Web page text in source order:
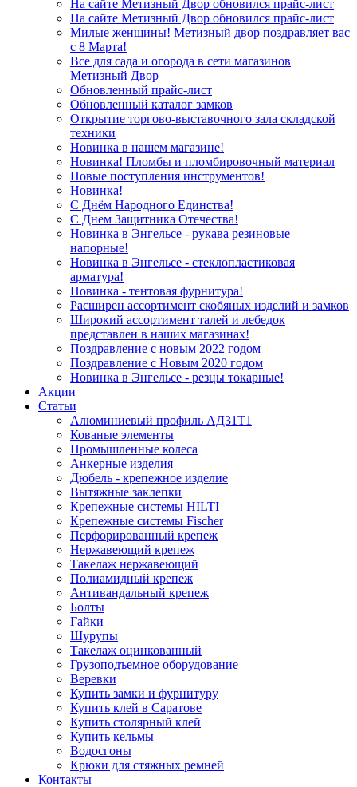
На сайте Метизный Двор обновился прайс-лист
На сайте Метизный Двор обновился прайс-лист
Милые женщины! Метизный двор поздравляет вас
с 8 Марта!
Все для сада и огорода в сети магазинов
Метизный Двор
Обновленный прайс-лист
Обновленный каталог замков
Открытие торгово-выставочного зала складской
техники
Новинка в нашем магазине!
Новинка! Пломбы и пломбировочный материал
Новые поступления инструментов!
Новинка!
С Днём Народного Единства!
С Днем Защитника Отечества!
Новинка в Энгельсе - рукава резиновые
напорные!
Новинка в Энгельсе - стеклопластиковая
арматура!
Новинка - тентовая фурнитура!
Расширен ассортимент скобяных изделий и замков
Широкий ассортимент талей и лебедок
представлен в наших магазинах!
Поздравление с новым 2022 годом
Поздравление с Новым 2020 годом
Новинка в Энгельсе - резцы токарные!
Акции
Статьи
Алюминиевый профиль АД31Т1
Кованые элементы
Промышленные колеса
Анкерные изделия
Дюбель - крепежное изделие
Вытяжные заклепки
Крепежные системы HILTI
Крепежные системы Fischer
Перфорированный крепеж
Нержавеющий крепеж
Такелаж нержавеющий
Полиамидный крепеж
Антивандальный крепеж
Болты
Гайки
Шурупы
Такелаж оцинкованный
Грузоподъемное оборудование
Веревки
Купить замки и фурнитуру
Купить клей в Саратове
Купить столярный клей
Купить кельмы
Водосгоны
Крюки для стяжных ремней
Контакты